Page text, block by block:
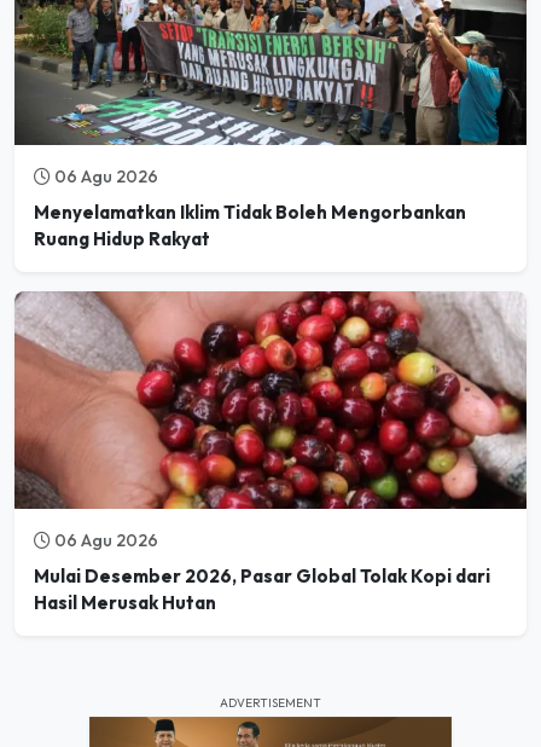
06 Agu 2026
Menyelamatkan Iklim Tidak Boleh Mengorbankan
Ruang Hidup Rakyat
06 Agu 2026
Mulai Desember 2026, Pasar Global Tolak Kopi dari
Hasil Merusak Hutan
ADVERTISEMENT